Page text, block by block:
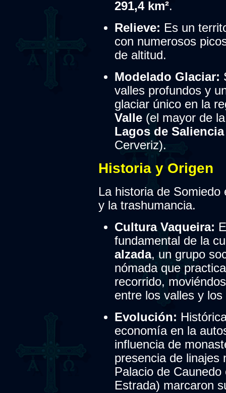
291,4 km².
Relieve: Es un
con numerosos
de altitud.
Modelado Glaciar:
valles profundos y
glaciar único en la
Valle(el mayor de
Lagos de Saliencia
Cerveriz).
Historia y Origen
La historia de
y la trashumancia.
Cultura Vaqueira:
fundamental de la
alzada, un grupo
nómada que
recorrido,
entre los valles y
Evolución:
economía en la
influencia de
presencia de linajes
Palacio de
Estrada) marcaron